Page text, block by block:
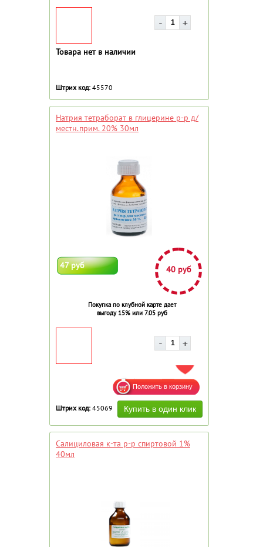
Товара нет в наличии
ДОБАВИТЬ В ИЗБРАННОЕ
Штрих код: 45570
Натрия тетраборат в глицерине р-р д/
местн.прим. 20% 30мл
47 руб 40 руб
Покупка по клубной карте дает
выгоду 15% или 7.05 руб
ДОБАВИТЬ В ИЗБРАННОЕ
Штрих код: 45069
Салициловая к-та р-р спиртовой 1%
40мл